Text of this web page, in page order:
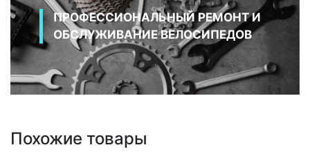
ПРОФЕССИОНАЛЬНЫЙ РЕМОНТ И
ОБСЛУЖИВАНИЕ ВЕЛОСИПЕДОВ
Похожие товары